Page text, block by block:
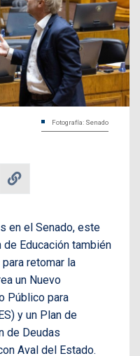
Fotografía: Senado
en el Senado, este
Educación también
retomar la
un Nuevo
Público para
y un Plan de
de Deudas
Aval del Estado.